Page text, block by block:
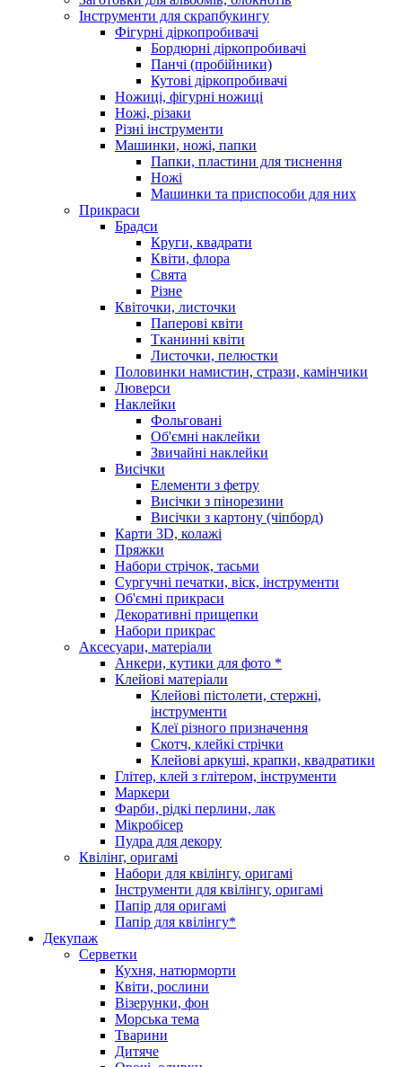
Інструменти для скрапбукингу
Фігурні діркопробивачі
Бордюрні діркопробивачі
Панчі (пробійники)
Кутові діркопробивачі
Ножиці, фігурні ножиці
Ножі, різаки
Різні інструменти
Машинки, ножі, папки
Папки, пластини для тиснення
Ножі
Машинки та приспособи для них
Прикраси
Брадси
Круги, квадрати
Квіти, флора
Свята
Різне
Квіточки, листочки
Паперові квіти
Тканинні квіти
Листочки, пелюстки
Половинки намистин, стрази, камінчики
Люверси
Наклейки
Фольговані
Об'ємні наклейки
Звичайні наклейки
Висічки
Елементи з фетру
Висічки з пінорезини
Висічки з картону (чіпборд)
Карти 3D, колажі
Пряжки
Набори стрічок, тасьми
Сургучні печатки, віск, інструменти
Об'ємні прикраси
Декоративні прищепки
Набори прикрас
Аксесуари, матеріали
Анкери, кутики для фото *
Клейові матеріали
Клейові пістолети, стержні,
інструменти
Клеї різного призначення
Скотч, клейкі стрічки
Клейові аркуші, крапки, квадратики
Глітер, клей з глітером, інструменти
Маркери
Фарби, рідкі перлини, лак
Мікробісер
Пудра для декору
Квілінг, оригамі
Набори для квілінгу, оригамі
Інструменти для квілінгу, оригамі
Папір для оригамі
Папір для квілінгу*
Декупаж
Серветки
Кухня, натюрморти
Квіти, рослини
Візерунки, фон
Морська тема
Тварини
Дитяче